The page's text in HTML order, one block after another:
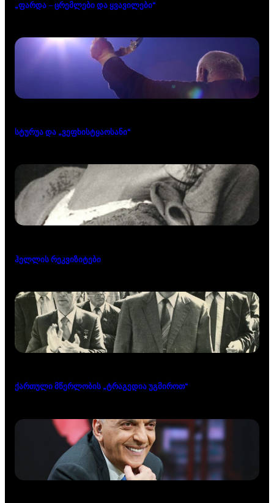
„ფარდა – ცრემლები და ყვავილები“
სტურუა და „ვეფხისტყაოსანი“
ჰელლის რეკვიზიტები
ქართული მწერლობის „ტრაგედია უგმიროთ“